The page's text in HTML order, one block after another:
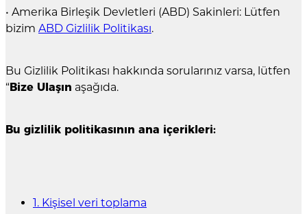
• Amerika Birleşik Devletleri (ABD) Sakinleri: Lütfen
bizim ABD Gizlilik Politikası.
Bu Gizlilik Politikası hakkında sorularınız varsa, lütfen
“Bize Ulaşın aşağıda.
Bu gizlilik politikasının ana içerikleri:
1. Kişisel veri toplama